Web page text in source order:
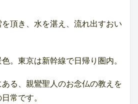
頂き、水を湛え、流れ出すおい
。東京は新幹線で日帰り圏内。
る、親鸞聖人のお念仏の教えを
常です。